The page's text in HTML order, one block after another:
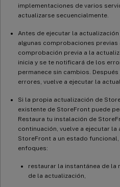
implementaciones de varios
actualizarse secuencialmente.
Antes de ejecutar la
algunas comprobaciones previas
comprobación previa a la
inicia y se te notificará de los
permanece sin cambios.
errores, vuelve a ejecutar la
Si la propia actualización de
existente de StoreFront puede
Restaura tu instalación de
continuación, vuelve a ejecutar
StoreFront a un estado
enfoques:
restaurar la instantánea de la
de la actualización,